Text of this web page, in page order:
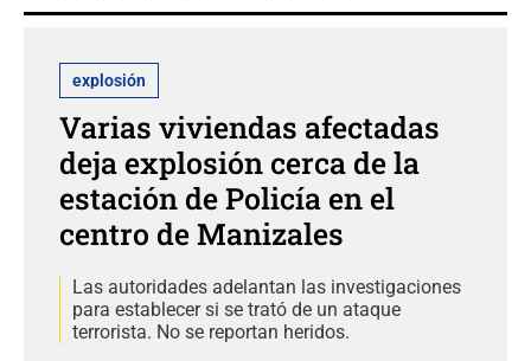
explosión
Varias viviendas afectadas
deja explosión cerca de la
estación de Policía en el
centro de Manizales
Las autoridades adelantan las investigaciones
para establecer si se trató de un ataque
terrorista. No se reportan heridos.